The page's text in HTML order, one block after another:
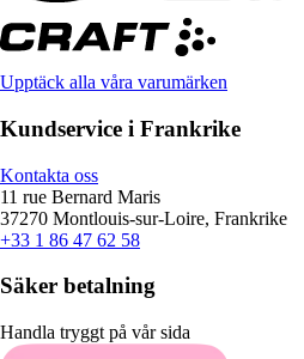
Upptäck alla våra varumärken
Kundservice i Frankrike
Kontakta oss
11 rue Bernard Maris
37270 Montlouis-sur-Loire, Frankrike
+33 1 86 47 62 58
Säker betalning
Handla tryggt på vår sida